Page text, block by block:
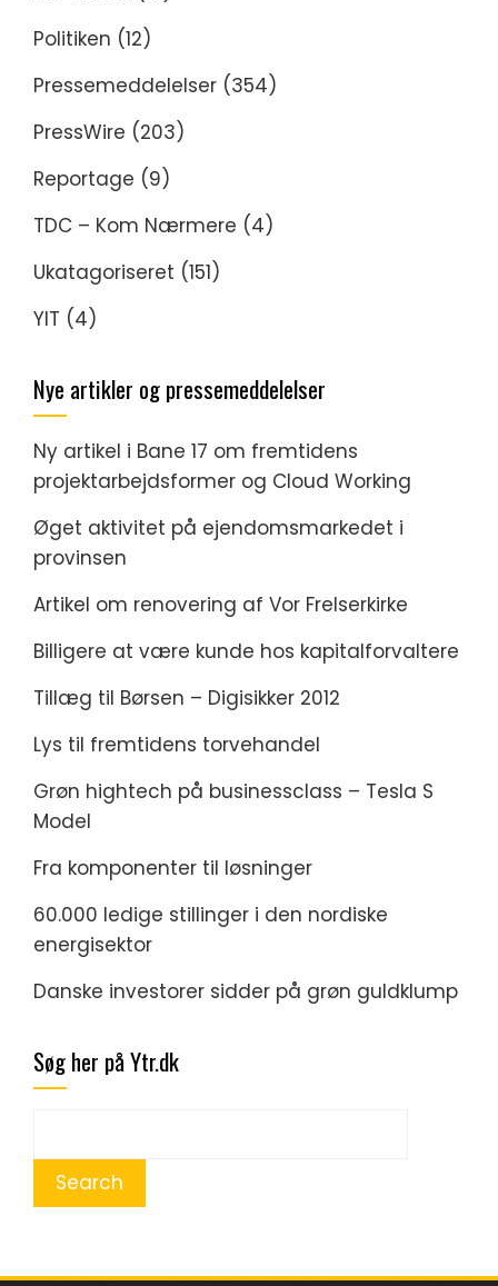
Politiken (12)
Pressemeddelelser (354)
PressWire (203)
Reportage (9)
TDC – Kom Nærmere (4)
Ukatagoriseret (151)
YIT (4)
Nye artikler og pressemeddelelser
Ny artikel i Bane 17 om fremtidens
projektarbejdsformer og Cloud Working
Øget aktivitet på ejendomsmarkedet i
provinsen
Artikel om renovering af Vor Frelserkirke
Billigere at være kunde hos kapitalforvaltere
Tillæg til Børsen – Digisikker 2012
Lys til fremtidens torvehandel
Grøn hightech på businessclass – Tesla S
Model
Fra komponenter til løsninger
60.000 ledige stillinger i den nordiske
energisektor
Danske investorer sidder på grøn guldklump
Søg her på Ytr.dk